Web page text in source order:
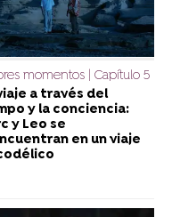
momentos | Capítulo 5
a través del
y la conciencia:
y Leo se
en un viaje